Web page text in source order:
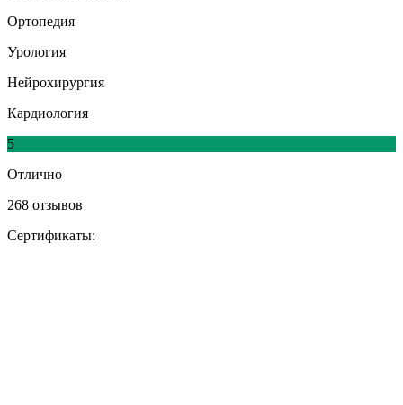
Ортопедия
Урология
Нейрохирургия
Кардиология
5
Отлично
268 отзывов
Сертификаты: